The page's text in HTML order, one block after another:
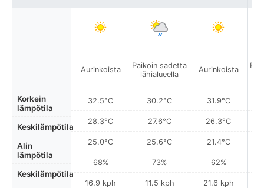
Korkein
lämpötila
Keskilämpötila
Alin
lämpötila
Keskilämpötila
Aurinkoista
32.5°C
28.3°C
25.0°C
68%
16.9 kph
Paikoin sadetta
lähialueella
30.2°C
27.6°C
25.6°C
73%
11.5 kph
Aurinkoista
31.9°C
26.3°C
21.4°C
62%
21.6 kph